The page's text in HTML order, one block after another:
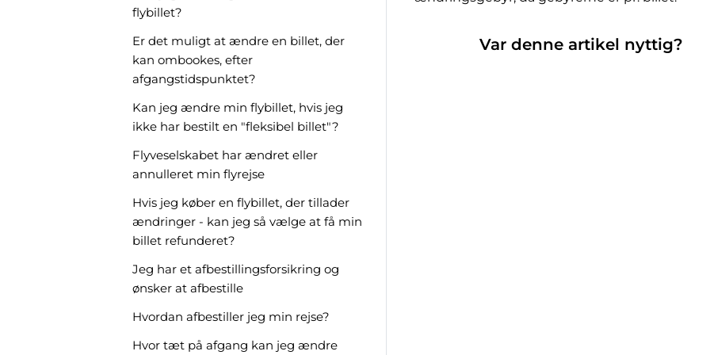
flybillet?
Er det muligt at ændre en billet, der
kan ombookes, efter
afgangstidspunktet?
Kan jeg ændre min flybillet, hvis jeg
ikke har bestilt en "fleksibel billet"?
Flyveselskabet har ændret eller
annulleret min flyrejse
Hvis jeg køber en flybillet, der tillader
ændringer - kan jeg så vælge at få min
billet refunderet?
Jeg har et afbestillingsforsikring og
ønsker at afbestille
Hvordan afbestiller jeg min rejse?
Hvor tæt på afgang kan jeg ændre
Var denne artikel nyttig?